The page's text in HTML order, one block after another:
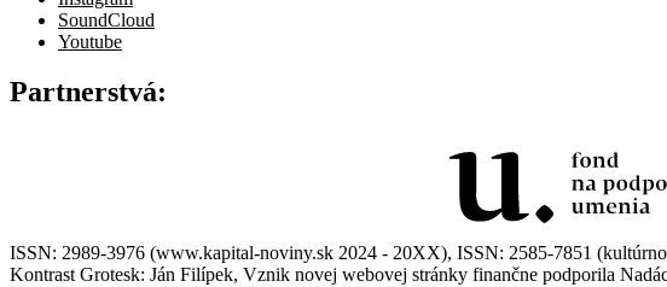
SoundCloud
Youtube
Partnerstvá:
ISSN: 2989-3976 (www.kapital-noviny.sk 2024 - 20XX), ISSN: 2585-7851
Kontrast Grotesk: Ján Filípek, Vznik novej webovej stránky finančne podporila